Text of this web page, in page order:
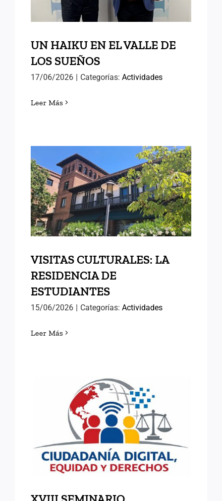
UN HAIKU EN EL VALLE DE
LOS SUEÑOS
17/06/2026 | Categorías:Actividades
Leer Más
VISITAS CULTURALES: LA
RESIDENCIA DE
ESTUDIANTES
VISITAS CULTURALES: LA
RESIDENCIA DE
ESTUDIANTES
15/06/2026 | Categorías:Actividades
Leer Más
XVIII SEMINARIO
INTERNACIONAL DE
ANTIGUOS ALUMNOS DEL
INAP